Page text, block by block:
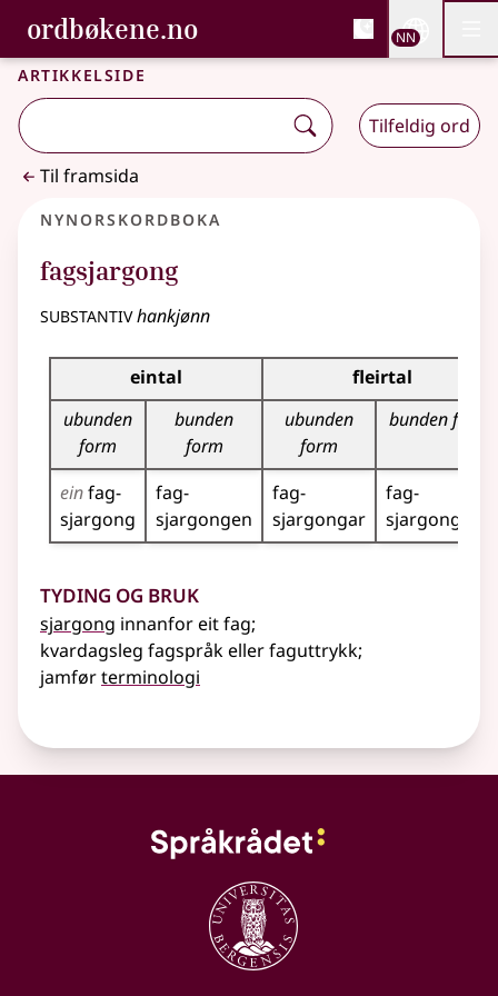
Gå til hovudinnhald
Tilgjenge
ordbøkene.no, Bokmålsordboka og
Bokmålsordboka og Nynorskordboka
NN
Artikkelside
Tilfeldig ord
Til framsida
Nynorskordboka
fagsjargong
substantivhankjønn
Bøyningstabell for dette substantivet
eintal
fleirtal
ubunden
form
bunden
form
ubunden
form
bunden form
einfag­
sjargong
fag­
sjargongen
fag­
sjargongar
fag­
sjargongane
Tyding og bruk
sjargong innanfor eit fag;
kvardagsleg fagspråkellerfaguttrykk;
jamførterminologi